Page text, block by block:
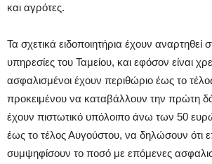
και αγρότες.
Τα σχετικά ειδοποιητήρια έχουν αναρτηθεί
υπηρεσίες του Ταμείου, και εφόσον είναι
ασφαλισμένοι έχουν περιθώριο έως το
προκειμένου να καταβάλλουν την πρώτη
έχουν πιστωτικό υπόλοιπο άνω των 50
έως το τέλος Αυγούστου, να δηλώσουν ότι
συμψηφίσουν το ποσό με επόμενες